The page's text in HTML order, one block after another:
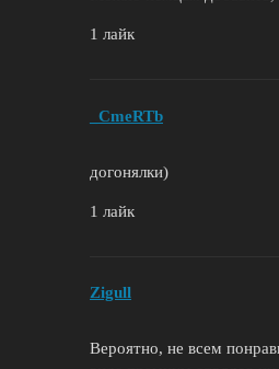
1 лайк
_CmeRTb
догонялки)
1 лайк
Zigull
Вероятно, не всем